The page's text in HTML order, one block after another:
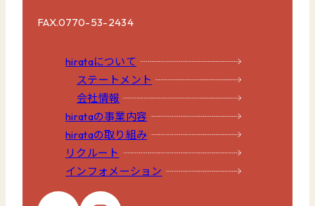
FAX.0770-53-2434
hirataについて
ステートメント
会社情報
hirataの事業内容
hirataの取り組み
リクルート
インフォメーション